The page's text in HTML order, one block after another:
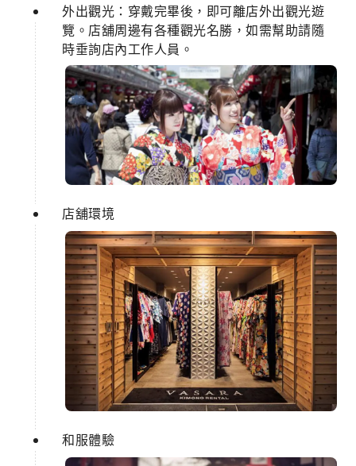
外出觀光：穿戴完畢後，即可離店外出觀光遊
覽。店舖周邊有各種觀光名勝，如需幫助請隨
時垂詢店內工作人員。
店舖環境
和服體驗